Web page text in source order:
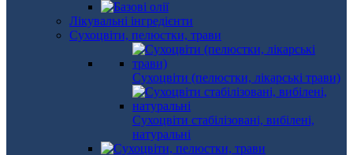
Лікувальні інгредієнти
Сухоцвіти, пелюстки, трави
Сухоцвіти (пелюстки, лікарські трави)
Сухоцвіти стабілізовані, вибілені,
натуральні